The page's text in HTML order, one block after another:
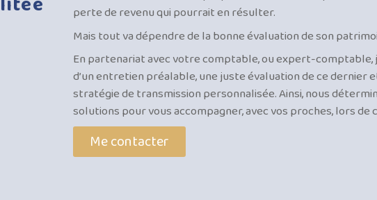
perte de revenu qui pourrait en résulter.
Mais tout va dépendre de la bonne évaluation de son
En partenariat avec votre comptable, ou expert-comptable,
d’un entretien préalable, une juste évaluation de ce dernier
stratégie de transmission personnalisée. Ainsi, nous
solutions pour vous accompagner, avec vos proches, lors de
Me contacter